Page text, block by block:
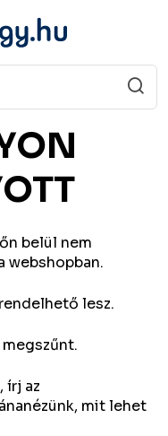
belül nem
webshopban.
lesz.
írj az
mit lehet